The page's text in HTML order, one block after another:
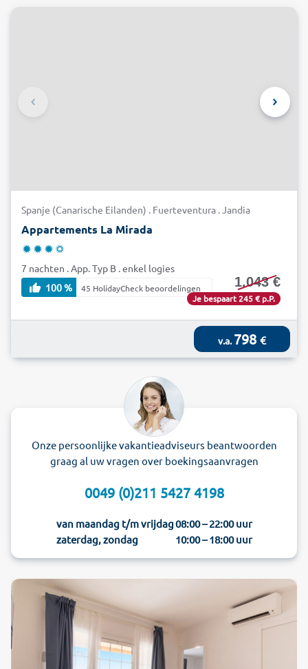
Spanje (Canarische Eilanden) . Fuerteventura . Jandia
Appartements La Mirada
7 nachten . App. Typ B . enkel logies
100 %
45 HolidayCheck beoordelingen 1.043 €
Je bespaart 245 € p.P.
v.a.798 €
Onze persoonlijke vakantieadviseurs beantwoorden
graag al uw vragen over boekingsaanvragen
0049 (0)211 5427 4198
van maandag t/m vrijdag08:00 – 22:00 uur
zaterdag, zondag
10:00 – 18:00 uur